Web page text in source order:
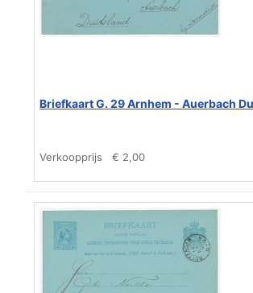
Briefkaart G. 29 Arnhem - Auerbach
Verkoopprijs € 2,00